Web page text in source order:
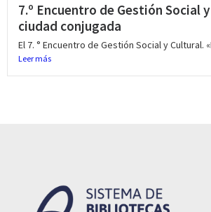
7.º Encuentro de Gestión Social
ciudad conjugada
El 7. ° Encuentro de Gestión Social y Cultural.
Leer más